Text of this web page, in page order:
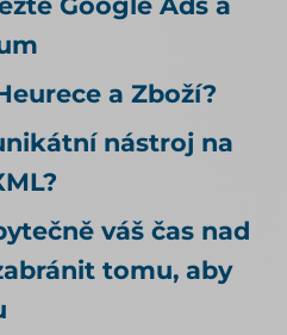
ani trochu. Tenhle
ne o
tři otázky: Může u
a vyplatí se to?
řeší téma SEO a UX pro
naplnit produktová
feedy a
a Zboží?
nástroj na
váš čas nad
tomu, aby